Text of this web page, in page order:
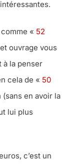
« 52
ouvrage vous
à la penser
cela de « 50
(sans en avoir la
lui plus
c’est un